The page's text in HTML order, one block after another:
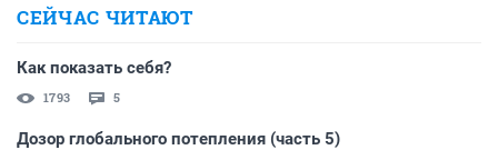
СЕЙЧАС ЧИТАЮТ
Как показать себя?
1793 5
Дозор глобального потепления (часть 5)